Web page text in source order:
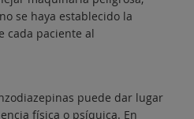
se haya establecido la
cada paciente al
puede dar lugar
física o psíquica. En